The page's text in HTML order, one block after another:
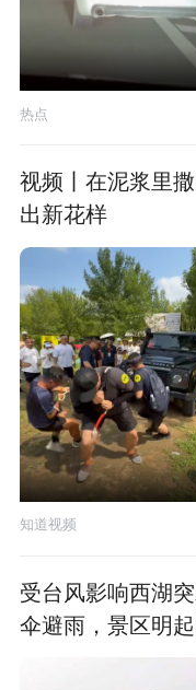
热点
视频丨在泥浆里
出新花样
知道视频
受台风影响西湖
伞避雨，景区明